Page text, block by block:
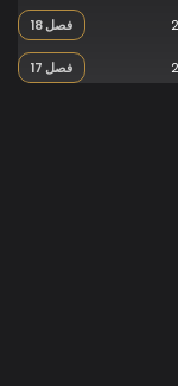
فصل 18
فصل 17